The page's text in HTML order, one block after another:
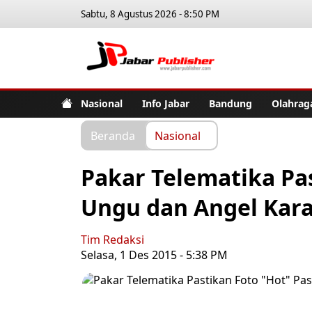
Sabtu, 8 Agustus 2026 - 8:50 PM
Nasional Info Jabar Bandung
Beranda Nasional
Pakar Telematika
Ungu dan Angel
Tim Redaksi
Selasa, 1 Des 2015 - 5:38 PM